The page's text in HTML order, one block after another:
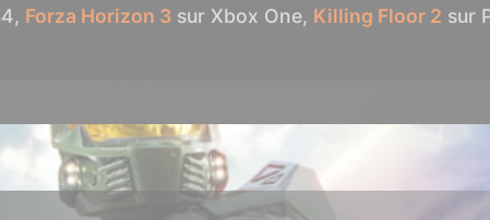
Forza Horizon 3 sur Xbox One, Killing Floor 2 sur